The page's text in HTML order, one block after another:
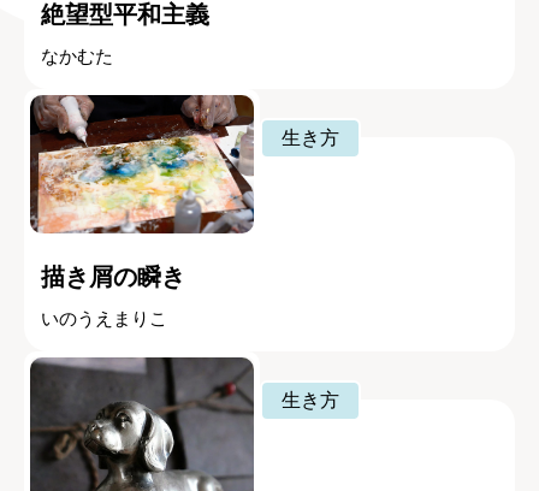
絶望型平和主義
なかむた
生き方
描き屑の瞬き
いのうえまりこ
生き方